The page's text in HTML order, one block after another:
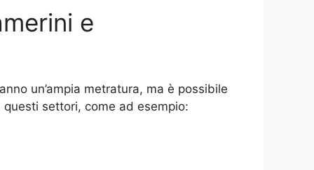
e
un’ampia metratura, ma è possibile
settori, come ad esempio: